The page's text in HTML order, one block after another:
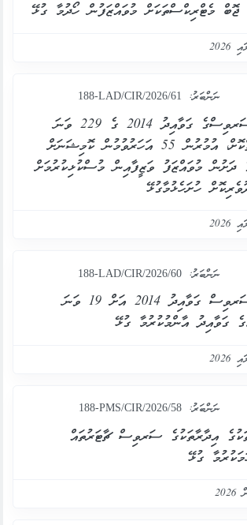
ޖޮބް މެޓްރިކްސްތަކަށް މުވައްޒަފުން ހޯދުމާ ގުޅޭ
ނަންބަރު: 188-LAD/CIR/2026/61
ދިވެހި ސިވިލް ސަރވިސްގެ ގަވާއިދު 2014 ގެ 229 ވަނަ
މާއްދާއަށް ރިޢާޔަތްކޮށް، އުމުރުން 55 އަހަރުވުމުން ކޮމިޝަނަށް
ދަށުން މުވައްޒަފު ވަޒީފާއިން މުސްކުޅިކުރުމަށް
ހުށަހެޅުމާގުޅޭ
ނަންބަރު: 188-LAD/CIR/2026/60
ދިވެހި ސިވިލް ސަރވިސް ގަވާއިދު 2014 އަށް 19 ވަނަ
ގަވާއިދު އާންމުކުރުމާ ގުޅޭ
ނަންބަރު: 188-PMS/CIR/2026/58
އިދާރާތަކުގެ ސަރވިސް ޗާޓަރުތައް
ގުޅޭ